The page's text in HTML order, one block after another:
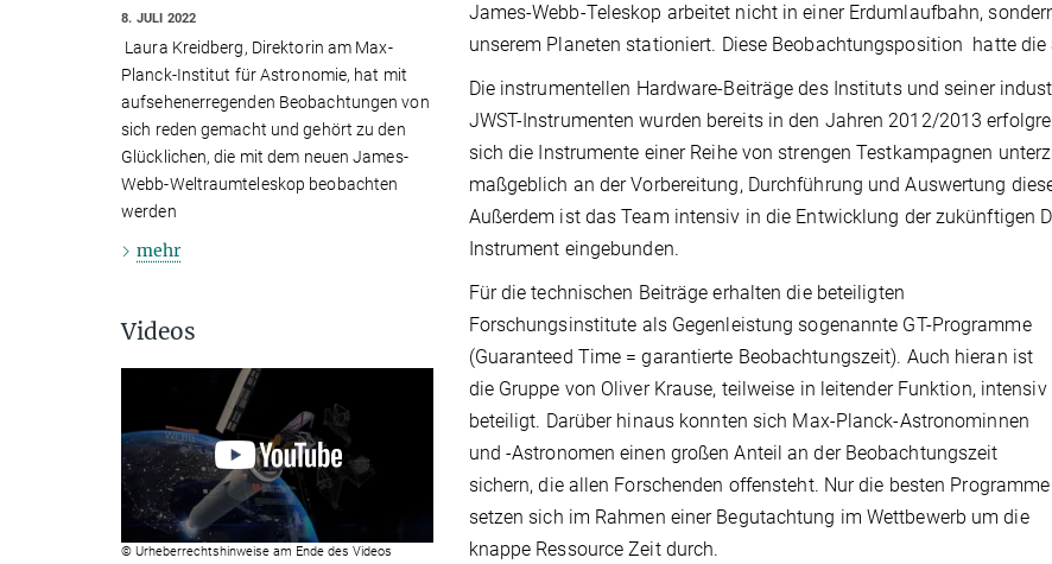
James-Webb-Teleskop arbeitet nicht in einer Erdumlaufbahn,
unserem Planeten stationiert. Diese Beobachtungsposition hatte
Die instrumentellen Hardware-Beiträge des Instituts und seiner
JWST-Instrumenten wurden bereits in den Jahren 2012/2013
sich die Instrumente einer Reihe von strengen Testkampagnen
maßgeblich an der Vorbereitung, Durchführung und Auswertung
Außerdem ist das Team intensiv in die Entwicklung der zukünftigen
Instrument eingebunden.
Für die technischen Beiträge erhalten die beteiligten
Forschungsinstitute als Gegenleistung sogenannte GT-Programme
(Guaranteed Time = garantierte Beobachtungszeit). Auch hieran ist
die Gruppe von Oliver Krause, teilweise in leitender Funktion, intensiv
beteiligt. Darüber hinaus konnten sich Max-Planck-Astronominnen
und -Astronomen einen großen Anteil an der Beobachtungszeit
sichern, die allen Forschenden offensteht. Nur die besten Programme
setzen sich im Rahmen einer Begutachtung im Wettbewerb um die
knappe Ressource Zeit durch.
8. JULI 2022
Laura Kreidberg, Direktorin am Max-
Planck-Institut für Astronomie, hat mit
aufsehenerregenden Beobachtungen von
sich reden gemacht und gehört zu den
Glücklichen, die mit dem neuen James-
Webb-Weltraumteleskop beobachten
werden
mehr
Videos
© Urheberrechtshinweise am Ende des Videos